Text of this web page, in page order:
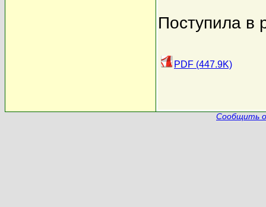
Поступила в
PDF (447.9K)
Сообщить о